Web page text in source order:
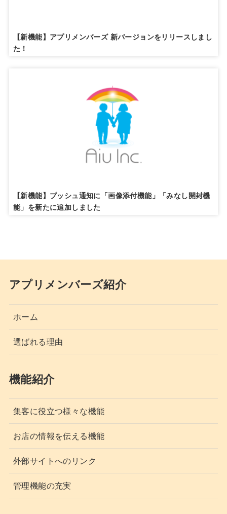
【新機能】アプリメンバーズ 新バージョンをリリースしまし
た！
【新機能】プッシュ通知に「画像添付機能」「みなし開封機
能」を新たに追加しました
アプリメンバーズ紹介
ホーム
選ばれる理由
機能紹介
集客に役立つ様々な機能
お店の情報を伝える機能
外部サイトへのリンク
管理機能の充実